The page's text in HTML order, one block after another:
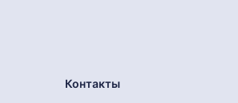
Контакты